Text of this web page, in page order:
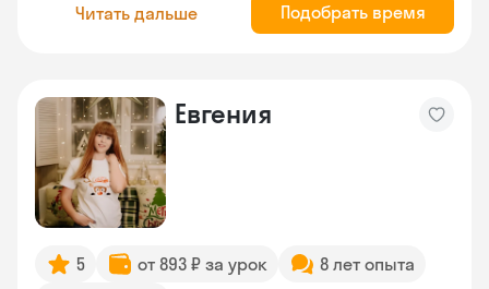
Читать дальше Подобрать время
Евгения
5 от 893 ₽ за урок
8 лет опыта